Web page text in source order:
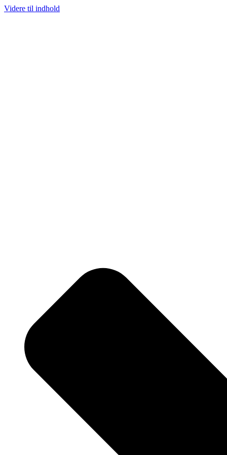
Videre til indhold